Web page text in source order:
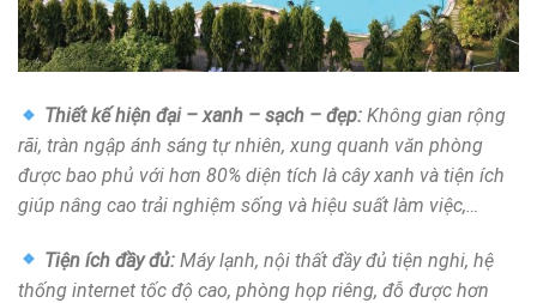
Thiết kế hiện đại – xanh – sạch – đẹp: Không gian rộng
rãi, tràn ngập ánh sáng tự nhiên, xung quanh văn phòng
được bao phủ với hơn 80% diện tích là cây xanh và tiện ích
giúp nâng cao trải nghiệm sống và hiệu suất làm việc,…
Tiện ích đầy đủ: Máy lạnh, nội thất đầy đủ tiện nghi, hệ
thống internet tốc độ cao, phòng họp riêng, đỗ được hơn